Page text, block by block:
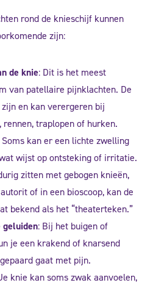
rond de knieschijf kunnen
zijn:
de knie: Dit is het meest
van patellaire pijnklachten. De
en kan verergeren bij
traplopen of hurken.
Soms kan er een lichte zwelling
wijst op ontsteking of irritatie.
zitten met gebogen knieën,
of in een bioscoop, kan de
bekend als het “theaterteken.”
geluiden: Bij het buigen of
je een krakend of knarsend
gaat met pijn.
knie kan soms zwak aanvoelen,